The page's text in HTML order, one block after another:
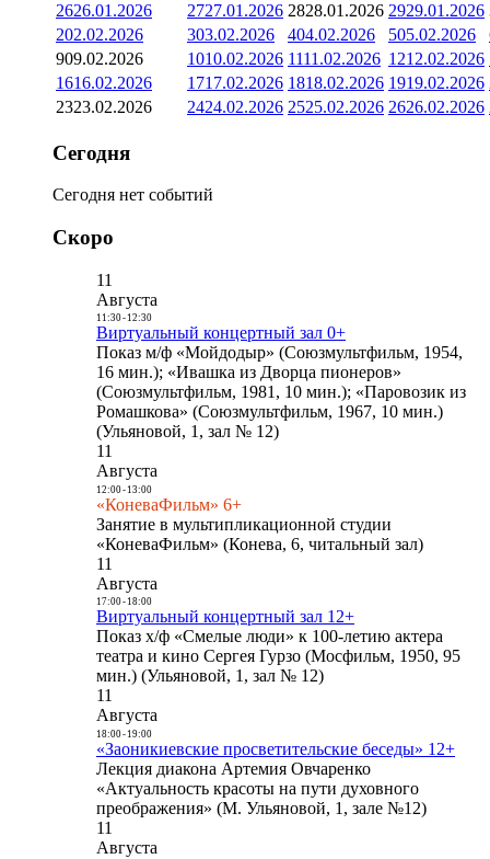
2626.01.2026 2727.01.2026 2828.01.2026 2929.01.2026
202.02.2026 303.02.2026 404.02.2026 505.02.2026
909.02.2026 1010.02.2026 1111.02.2026 1212.02.2026
1616.02.2026 1717.02.2026 1818.02.2026 1919.02.2026
2323.02.2026 2424.02.2026 2525.02.2026 2626.02.2026
Сегодня
Сегодня нет событий
Скоро
11
Августа
11:30- 12:30
Виртуальный концертный зал 0+
Показ м/ф «Мойдодыр» (Союзмультфильм, 1954,
16 мин.); «Ивашка из Дворца пионеров»
(Союзмультфильм, 1981, 10 мин.); «Паровозик из
Ромашкова» (Союзмультфильм, 1967, 10 мин.)
(Ульяновой, 1, зал № 12)
11
Августа
12:00- 13:00
«КоневаФильм» 6+
Занятие в мультипликационной студии
«КоневаФильм» (Конева, 6, читальный зал)
11
Августа
17:00- 18:00
Виртуальный концертный зал 12+
Показ х/ф «Смелые люди» к 100-летию актера
театра и кино Сергея Гурзо (Мосфильм, 1950, 95
мин.) (Ульяновой, 1, зал № 12)
11
Августа
18:00- 19:00
«Заоникиевские просветительские беседы» 12+
Лекция диакона Артемия Овчаренко
«Актуальность красоты на пути духовного
преображения» (М. Ульяновой, 1, зале №12)
11
Августа